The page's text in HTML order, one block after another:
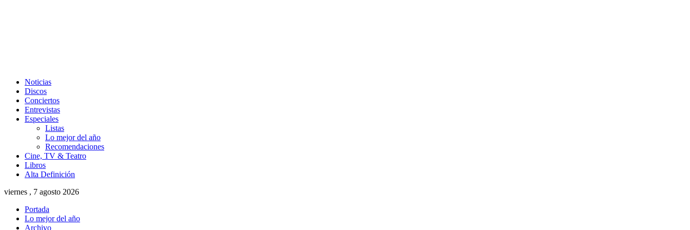
Noticias
Discos
Conciertos
Entrevistas
Especiales
Listas
Lo mejor del año
Recomendaciones
Cine, TV & Teatro
Libros
Alta Definición
viernes , 7 agosto 2026
Portada
Lo mejor del año
Archivo